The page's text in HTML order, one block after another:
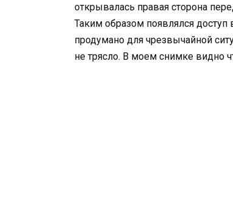
открывалась правая сторона
Таким образом появлялся
продумано для чрезвычайной
не трясло. В моем снимке видно